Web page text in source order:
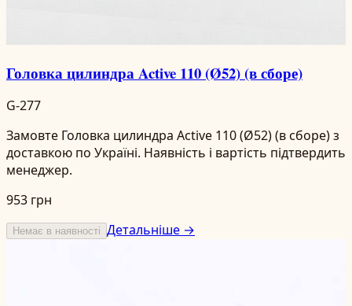
Головка цилиндра Active 110 (Ø52) (в сборе)
G-277
Замовте Головка цилиндра Active 110 (Ø52) (в сборе) з
доставкою по Україні. Наявність і вартість підтвердить
менеджер.
953 грн
Немає в наявності Детальніше →